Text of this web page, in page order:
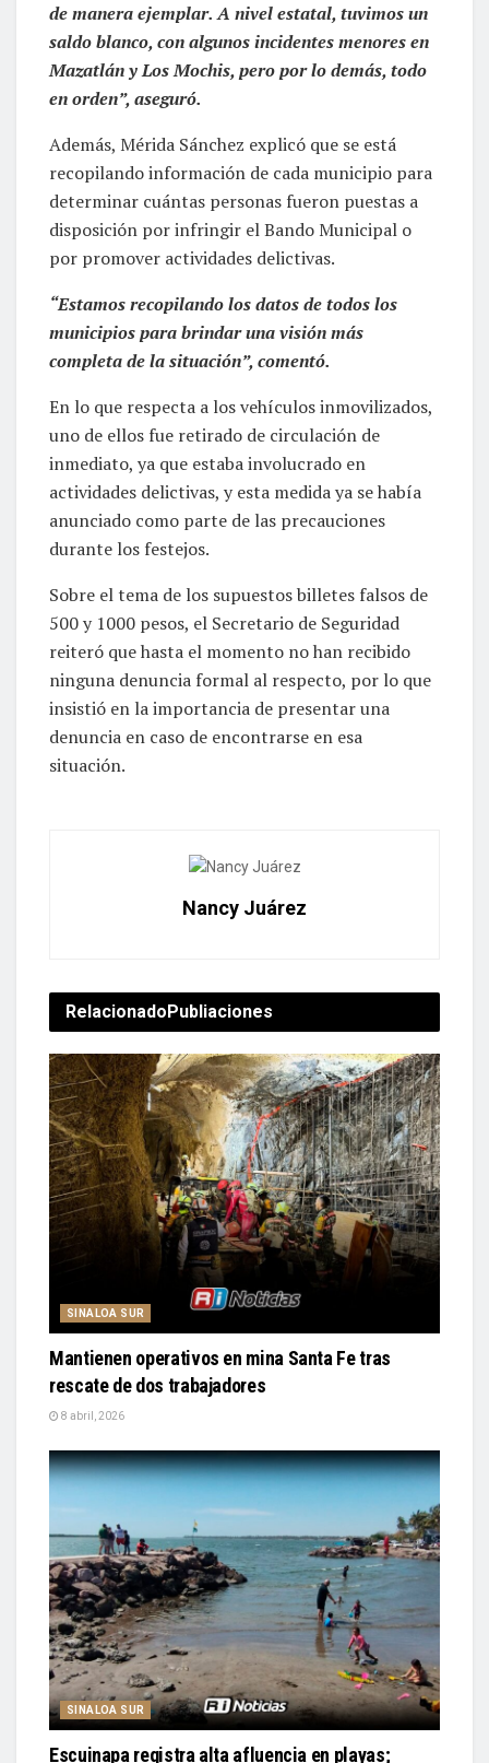
de manera ejemplar. A nivel estatal, tuvimos un
saldo blanco, con algunos incidentes menores en
Mazatlán y Los Mochis, pero por lo demás, todo
en orden”, aseguró.
Además, Mérida Sánchez explicó que se está
recopilando información de cada municipio para
determinar cuántas personas fueron puestas a
disposición por infringir el Bando Municipal o
por promover actividades delictivas.
“Estamos recopilando los datos de todos los
municipios para brindar una visión más
completa de la situación”, comentó.
En lo que respecta a los vehículos inmovilizados,
uno de ellos fue retirado de circulación de
inmediato, ya que estaba involucrado en
actividades delictivas, y esta medida ya se había
anunciado como parte de las precauciones
durante los festejos.
Sobre el tema de los supuestos billetes falsos de
500 y 1000 pesos, el Secretario de Seguridad
reiteró que hasta el momento no han recibido
ninguna denuncia formal al respecto, por lo que
insistió en la importancia de presentar una
denuncia en caso de encontrarse en esa
situación.
Nancy Juárez
RelacionadoPubliaciones
SINALOA SUR
Mantienen operativos en mina Santa Fe tras
rescate de dos trabajadores
8 abril, 2026
SINALOA SUR
Escuinapa registra alta afluencia en playas;